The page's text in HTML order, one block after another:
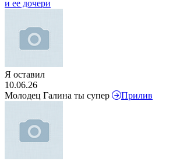
и ее дочери
Я оставил
10.06.26
Молодец Галина ты супер
Прилив